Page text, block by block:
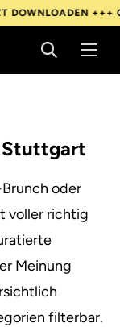
+++OUT
+++
Stuttgart
oder
voller richtig
Meinung
filterbar.